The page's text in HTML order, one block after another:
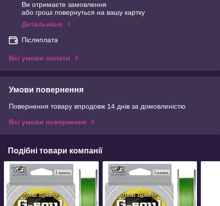
Ви отримаєте замовлення
або гроші повернуться на вашу картку
Детальніше
Післяплата
Всі умови оплати
Умови повернення
Повернення товару впродовж 14 днів за домовленістю
Всі умови повернення
Подібні товари компанії